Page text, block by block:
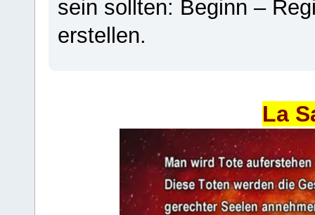
sein sollten: Beginn –
erstellen.
La